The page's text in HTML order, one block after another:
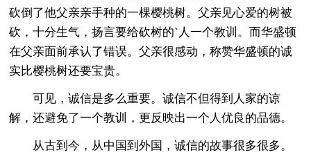
砍倒了他父亲亲手种的一棵樱桃树。父亲见心爱的树被
砍，十分生气，扬言要给砍树的`人一个教训。而华盛顿
在父亲面前承认了错误。父亲很感动，称赞华盛顿的诚
实比樱桃树还要宝贵。
可见，诚信是多么重要。诚信不但得到人家的谅
解，还避免了一个教训，更反映出一个人优良的品德。
从古到今，从中国到外国，诚信的故事很多很多。